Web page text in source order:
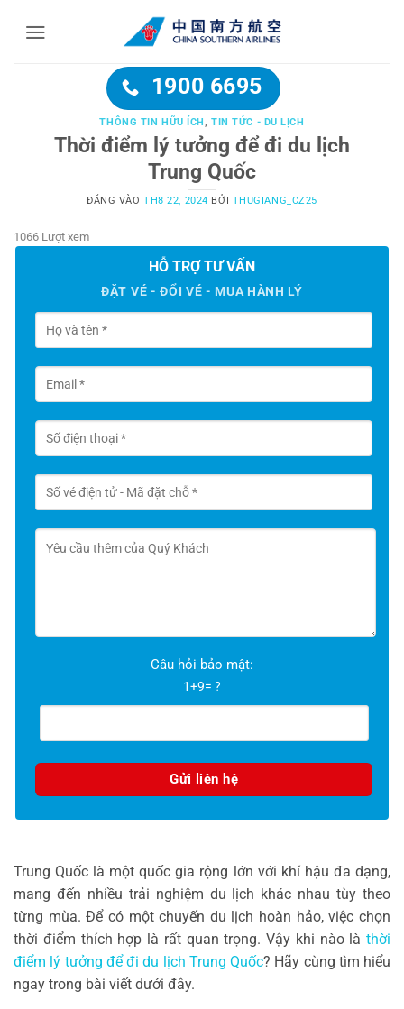
1900 6695
THÔNG TIN HỮU ÍCH,TIN TỨC - DU LỊCH
Thời điểm lý tưởng để đi du lịch
Trung Quốc
ĐĂNG VÀOTH8 22, 2024 BỞI THUGIANG_CZ25
1066 Lượt xem
HỖ TRỢ TƯ VẤN
ĐẶT VÉ - ĐỔI VÉ - MUA HÀNH LÝ
Câu hỏi bảo mật:
1+9= ?
Trung Quốc là một quốc gia rộng lớn với khí hậu đa dạng,
mang đến nhiều trải nghiệm du lịch khác nhau tùy theo
từng mùa. Để có một chuyến du lịch hoàn hảo, việc chọn
thời điểm thích hợp là rất quan trọng. Vậy khi nào là thời
điểm lý tưởng để đi du lịch Trung Quốc? Hãy cùng tìm hiểu
ngay trong bài viết dưới đây.